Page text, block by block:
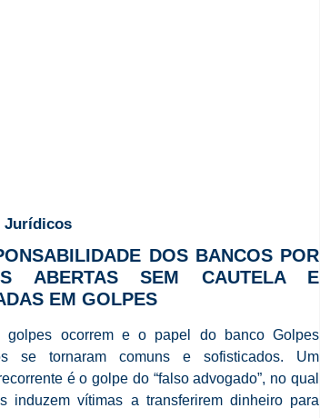
Jurídicos
DOS BANCOS POR
ABERTAS SEM CAUTELA E
EM GOLPES
golpes ocorrem e o papel do banco Golpes
se tornaram comuns e sofisticados. Um
é o golpe do “falso advogado”, no qual
induzem vítimas a transferirem dinheiro para